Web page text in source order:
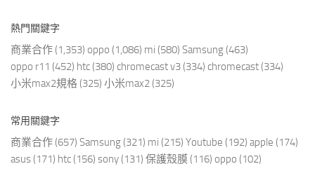
熱門關鍵字
商業合作 (1,353) oppo (1,086) mi (580) Samsung (463)
oppo r11 (452) htc (380) chromecast v3 (334) chromecast (334)
小米max2規格 (325) 小米max2 (325)
常用關鍵字
商業合作 (657) Samsung (321) mi (215) Youtube (192) apple (174)
asus (171) htc (156) sony (131) 保護殼膜 (116) oppo (102)